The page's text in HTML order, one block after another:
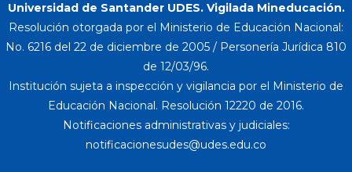
Universidad de Santander UDES. Vigilada Mineducación.
Resolución otorgada por el Ministerio de Educación Nacional:
No. 6216 del 22 de diciembre de 2005 / Personería Jurídica 810
de 12/03/96.
Institución sujeta a inspección y vigilancia por el Ministerio de
Educación Nacional. Resolución 12220 de 2016.
Notificaciones administrativas y judiciales: